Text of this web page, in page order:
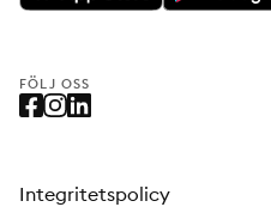
FÖLJ OSS
Integritetspolicy